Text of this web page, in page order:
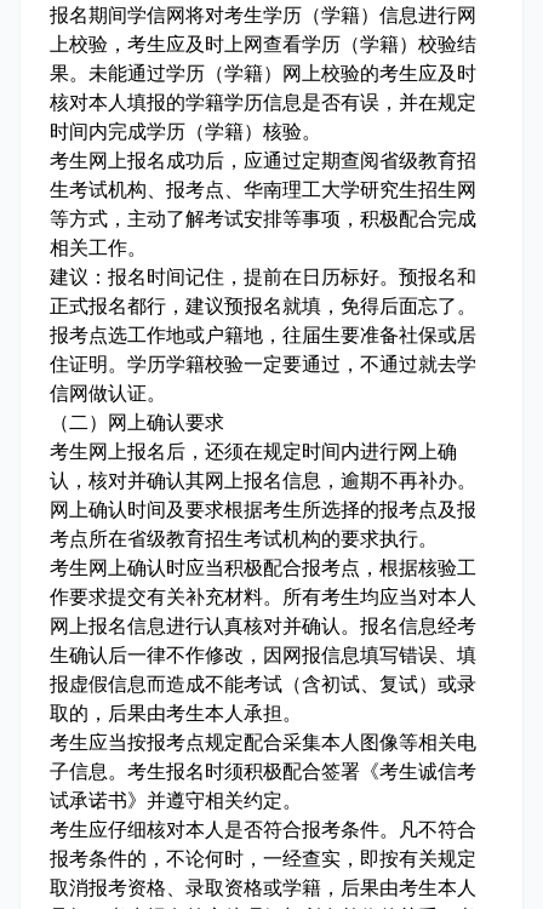
报名期间学信网将对考生学历（学籍）信息进行网
上校验，考生应及时上网查看学历（学籍）校验结
果。未能通过学历（学籍）网上校验的考生应及时
核对本人填报的学籍学历信息是否有误，并在规定
时间内完成学历（学籍）核验。
考生网上报名成功后，应通过定期查阅省级教育招
生考试机构、报考点、华南理工大学研究生招生网
等方式，主动了解考试安排等事项，积极配合完成
相关工作。
建议：报名时间记住，提前在日历标好。预报名和
正式报名都行，建议预报名就填，免得后面忘了。
报考点选工作地或户籍地，往届生要准备社保或居
住证明。学历学籍校验一定要通过，不通过就去学
信网做认证。
（二）网上确认要求
考生网上报名后，还须在规定时间内进行网上确
认，核对并确认其网上报名信息，逾期不再补办。
网上确认时间及要求根据考生所选择的报考点及报
考点所在省级教育招生考试机构的要求执行。
考生网上确认时应当积极配合报考点，根据核验工
作要求提交有关补充材料。所有考生均应当对本人
网上报名信息进行认真核对并确认。报名信息经考
生确认后一律不作修改，因网报信息填写错误、填
报虚假信息而造成不能考试（含初试、复试）或录
取的，后果由考生本人承担。
考生应当按报考点规定配合采集本人图像等相关电
子信息。考生报名时须积极配合签署《考生诚信考
试承诺书》并遵守相关约定。
考生应仔细核对本人是否符合报考条件。凡不符合
报考条件的，不论何时，一经查实，即按有关规定
取消报考资格、录取资格或学籍，后果由考生本人